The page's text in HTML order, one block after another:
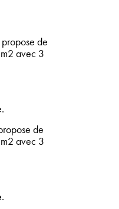
de
avec 3
de
avec 3